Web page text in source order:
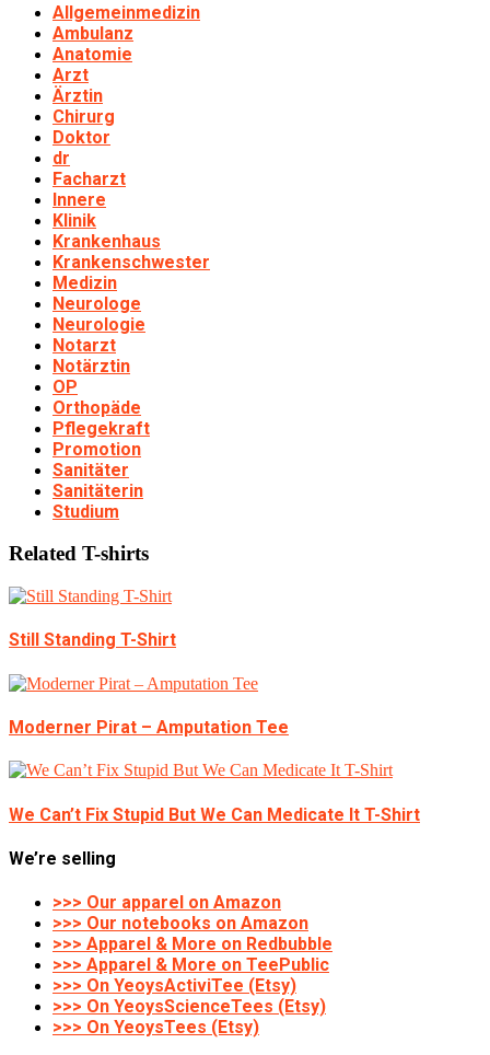
Allgemeinmedizin
Ambulanz
Anatomie
Arzt
Ärztin
Chirurg
Doktor
dr
Facharzt
Innere
Klinik
Krankenhaus
Krankenschwester
Medizin
Neurologe
Neurologie
Notarzt
Notärztin
OP
Orthopäde
Pflegekraft
Promotion
Sanitäter
Sanitäterin
Studium
Related T-shirts
Still Standing T-Shirt
Moderner Pirat – Amputation Tee
We Can’t Fix Stupid But We Can Medicate It T-Shirt
We’re selling
>>> Our apparel on Amazon
>>> Our notebooks on Amazon
>>> Apparel & More on Redbubble
>>> Apparel & More on TeePublic
>>> On YeoysActiviTee (Etsy)
>>> On YeoysScienceTees (Etsy)
>>> On YeoysTees (Etsy)